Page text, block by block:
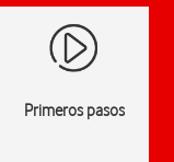
Primeros pasos